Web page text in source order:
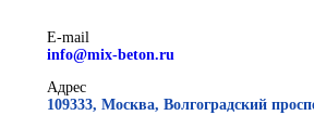
E-mail
info@mix-beton.ru
Адрес
109333, Москва, Волгоградский